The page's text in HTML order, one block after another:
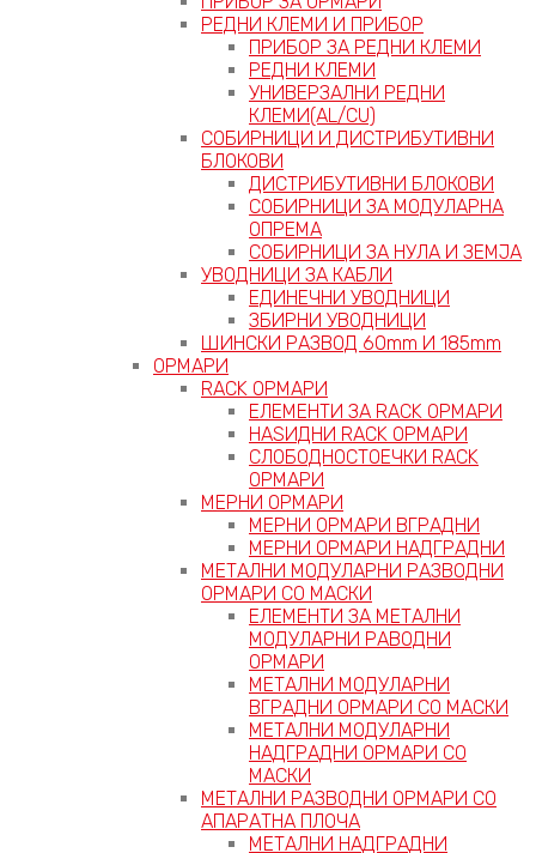
РЕДНИ КЛЕМИ И ПРИБОР
ПРИБОР ЗА РЕДНИ КЛЕМИ
РЕДНИ КЛЕМИ
УНИВЕРЗАЛНИ РЕДНИ
КЛЕМИ(AL/CU)
СОБИРНИЦИ И ДИСТРИБУТИВНИ
БЛОКОВИ
ДИСТРИБУТИВНИ БЛОКОВИ
СОБИРНИЦИ ЗА МОДУЛАРНА
ОПРЕМА
СОБИРНИЦИ ЗА НУЛА И ЗЕМЈА
УВОДНИЦИ ЗА КАБЛИ
ЕДИНЕЧНИ УВОДНИЦИ
ЗБИРНИ УВОДНИЦИ
ШИНСКИ РАЗВОД 60mm И 185mm
ОРМАРИ
RACK ОРМАРИ
ЕЛЕМЕНТИ ЗА RACK ОРМАРИ
НАЅИДНИ RACK ОРМАРИ
СЛОБОДНОСТОЕЧКИ RACK
ОРМАРИ
МЕРНИ ОРМАРИ
МЕРНИ ОРМАРИ ВГРАДНИ
МЕРНИ ОРМАРИ НАДГРАДНИ
МЕТАЛНИ МОДУЛАРНИ РАЗВОДНИ
ОРМАРИ СО МАСКИ
ЕЛЕМЕНТИ ЗА МЕТАЛНИ
МОДУЛАРНИ РАВОДНИ
ОРМАРИ
МЕТАЛНИ МОДУЛАРНИ
ВГРАДНИ ОРМАРИ СО МАСКИ
МЕТАЛНИ МОДУЛАРНИ
НАДГРАДНИ ОРМАРИ СО
МАСКИ
МЕТАЛНИ РАЗВОДНИ ОРМАРИ СО
АПАРАТНА ПЛОЧА
МЕТАЛНИ НАДГРАДНИ